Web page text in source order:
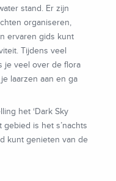
stand. Er zijn
organiseren,
ervaren gids kunt
Tijdens veel
je veel over de flora
laarzen aan en ga
het ‘Dark Sky
gebied is het s’nachts
kunt genieten van de